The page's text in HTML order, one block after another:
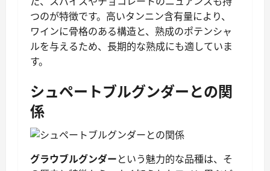
つのが特徴です。高いタンニン含有量により、
ワインに骨格のある構造と、熟成のポテンシャ
ルを与えるため、長期的な熟成にも適していま
す。
シュペートブルグンダーとの関
係
グラウブルグンダーという魅力的な品種は、そ